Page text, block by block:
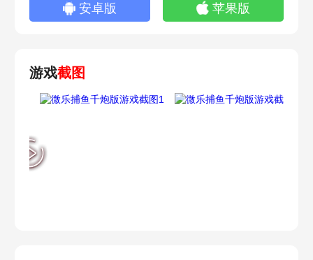
安卓版 苹果版
游戏截图